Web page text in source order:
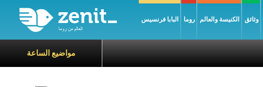
البابا فرنسيس روما الكنيسة والعالم وثائق
مواضيع الساعة